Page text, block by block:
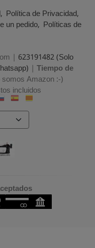
Política de Privacidad
un pedido Políticas de
| 623191482 (Solo
| Tiempo de
Amazon :-)
incluidos